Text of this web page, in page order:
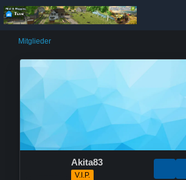
Mitglieder
Akita83
V.I.P.